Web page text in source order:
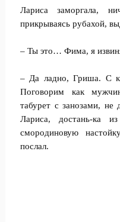
Лариса заморгала,
прикрываясь рубахой,
– Ты это… Фима, я
– Да ладно, Гриша. С
Поговорим как
табурет с занозами, не
Лариса, достань-ка
смородиновую
послал.